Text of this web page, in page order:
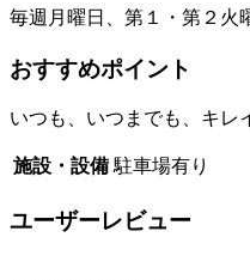
毎週月曜日、第１・第２火
おすすめポイント
いつも、いつまでも、キ
施設・設備 駐車場有り
ユーザーレビュー